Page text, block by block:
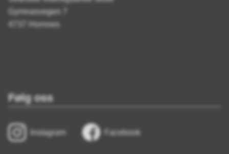
Gymnasvegen 7
4737 Hornnes
Følg oss
Instagram Facebook